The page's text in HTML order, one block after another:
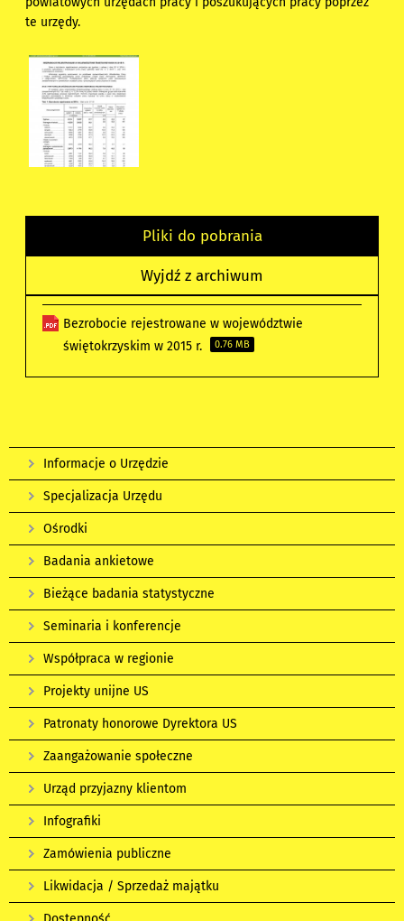
te urzędy.
Pliki do pobrania
Wyjdź z archiwum
Bezrobocie rejestrowane w województwie
świętokrzyskim w 2015 r.
0.76 MB
Informacje o Urzędzie
Specjalizacja Urzędu
Ośrodki
Badania ankietowe
Bieżące badania statystyczne
Seminaria i konferencje
Współpraca w regionie
Projekty unijne US
Patronaty honorowe Dyrektora US
Zaangażowanie społeczne
Urząd przyjazny klientom
Infografiki
Zamówienia publiczne
Likwidacja / Sprzedaż majątku